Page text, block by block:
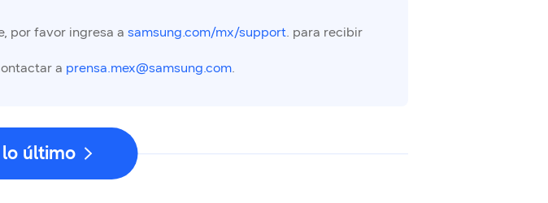
por favor ingresa a samsung.com/mx/support . para recibir
a prensa.mex@samsung.com
último